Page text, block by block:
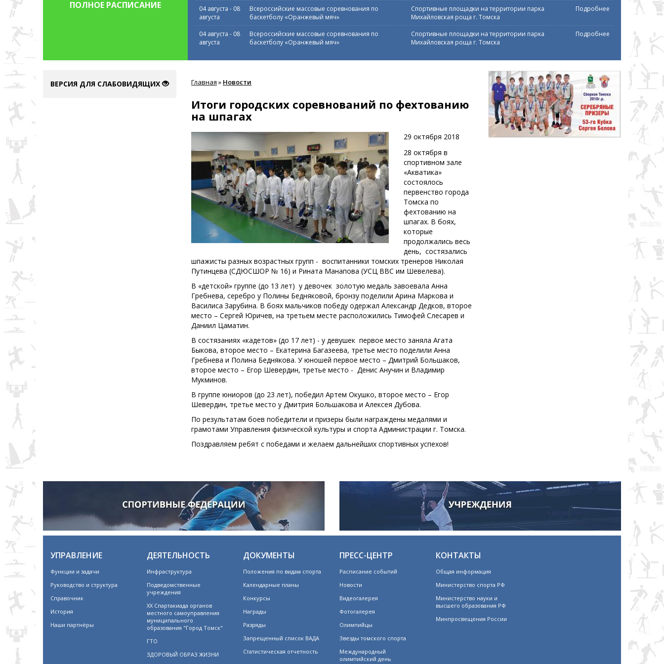
ПОЛНОЕ РАСПИСАНИЕ 04 августа - 08
августа
Всероссийские массовые соревнования по
баскетболу «Оранжевый мяч»
Спортивные площадки на территории парка
Михайловская роща г. Томска
Подробнее
04 августа - 08
августа
Всероссийские массовые соревнования по
баскетболу «Оранжевый мяч»
Спортивные площадки на территории парка
Михайловская роща г. Томска
Подробнее
ВЕРСИЯ ДЛЯ СЛАБОВИДЯЩИХ здесь
Главная » Новости
Итоги городских соревнований по фехтованию
на шпагах
29 октября 2018
28 октября в
спортивном зале
«Акватика»
состоялось
первенство города
Томска по
фехтованию на
шпагах. В боях,
которые
продолжались весь
день, состязались
шпажисты разных возрастных групп - воспитанники томских тренеров Николая
Путинцева (СДЮСШОР № 16) и Рината Манапова (УСЦ ВВС им Шевелева).
В «детской» группе (до 13 лет) у девочек золотую медаль завоевала Анна
Гребнева, серебро у Полины Бедняковой, бронзу поделили Арина Маркова и
Василиса Зарубина. В боях мальчиков победу одержал Александр Дедков, второе
место – Сергей Юричев, на третьем месте расположились Тимофей Слесарев и
Даниил Цаматин.
В состязаниях «кадетов» (до 17 лет) - у девушек первое место заняла Агата
Быкова, второе место – Екатерина Багазеева, третье место поделили Анна
Гребнева и Полина Беднякова. У юношей первое место – Дмитрий Большаков,
второе место – Егор Шевердин, третье место - Денис Анучин и Владимир
Мукминов.
В группе юниоров (до 23 лет), победил Артем Окушко, второе место – Егор
Шевердин, третье место у Дмитрия Большакова и Алексея Дубова.
По результатам боев победители и призеры были награждены медалями и
грамотами Управления физической культуры и спорта Администрации г. Томска.
Поздравляем ребят с победами и желаем дальнейших спортивных успехов!
УПРАВЛЕНИЕ
Функции и задачи
Руководство и структура
Справочник
История
Наши партнёры
ДЕЯТЕЛЬНОСТЬ
Инфраструктура
Подведомственные
учреждения
XX Спартакиада органов
местного самоуправления
муниципального
образования "Город Томск"
ГТО
ЗДОРОВЫЙ ОБРАЗ ЖИЗНИ
ДОКУМЕНТЫ
Положения по видам спорта
Календарные планы
Конкурсы
Награды
Разряды
Запрещенный список ВАДА
Статистическая отчетность
ПРЕСС-ЦЕНТР
Расписание событий
Новости
Видеогалерея
Фотогалерея
Олимпийцы
Звезды томского спорта
Международный
олимпийский день
КОНТАКТЫ
Общая информация
Министерство спорта РФ
Министерство науки и
высшего образования РФ
Минпросвещения России